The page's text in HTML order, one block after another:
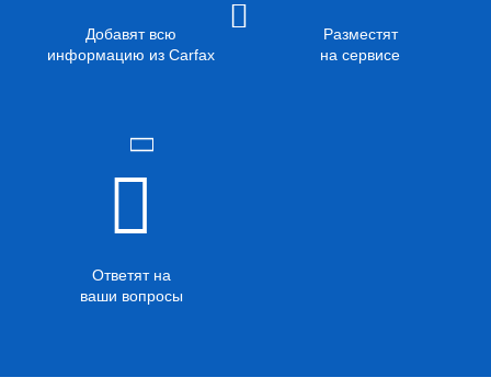
Разместят
на сервисе
Добавят всю
информацию из Carfax
Ответят на
ваши вопросы